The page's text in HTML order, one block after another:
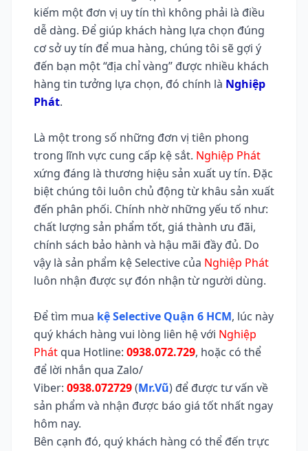
kiếm một đơn vị uy tín thì không phải là điều
dễ dàng. Để giúp khách hàng lựa chọn đúng
cơ sở uy tín để mua hàng, chúng tôi sẽ gợi ý
đến bạn một “địa chỉ vàng” được nhiều khách
hàng tin tưởng lựa chọn, đó chính là Nghiệp
Phát.
Là một trong số những đơn vị tiên phong
trong lĩnh vực cung cấp kệ sắt. Nghiệp Phát
xứng đáng là thương hiệu sản xuất uy tín. Đặc
biệt chúng tôi luôn chủ động từ khâu sản xuất
đến phân phối. Chính nhờ những yếu tố như:
chất lượng sản phẩm tốt, giá thành ưu đãi,
chính sách bảo hành và hậu mãi đầy đủ. Do
vậy là sản phẩm kệ Selective của Nghiệp Phát
luôn nhận được sự đón nhận từ người dùng.
Để tìm mua kệ Selective Quận 6 HCM, lúc này
quý khách hàng vui lòng liên hệ với Nghiệp
Phát qua Hotline: 0938.072.729, hoặc có thể
để lời nhắn qua Zalo/
Viber: 0938.072729(Mr.Vũ) để được tư vấn về
sản phẩm và nhận được báo giá tốt nhất ngay
hôm nay.
Bên cạnh đó, quý khách hàng có thể đến trực